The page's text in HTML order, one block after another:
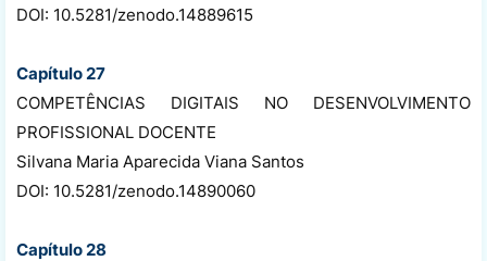
DOI: 10.5281/zenodo.14889615
Capítulo 27
COMPETÊNCIAS DIGITAIS NO DESENVOLVIMENTO
PROFISSIONAL DOCENTE
Silvana Maria Aparecida Viana Santos
DOI: 10.5281/zenodo.14890060
Capítulo 28